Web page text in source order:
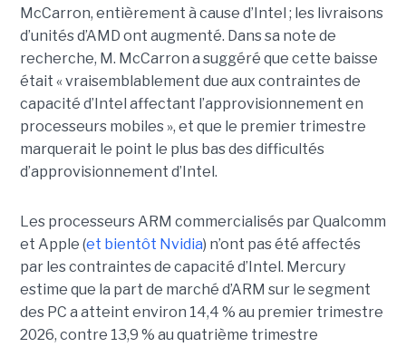
McCarron, entièrement à cause d’Intel ; les livraisons
d’unités d’AMD ont augmenté. Dans sa note de
recherche, M. McCarron a suggéré que cette baisse
était « vraisemblablement due aux contraintes de
capacité d’Intel affectant l’approvisionnement en
processeurs mobiles », et que le premier trimestre
marquerait le point le plus bas des difficultés
d’approvisionnement d’Intel.
Les processeurs ARM commercialisés par Qualcomm
et Apple (et bientôt Nvidia) n’ont pas été affectés
par les contraintes de capacité d’Intel. Mercury
estime que la part de marché d’ARM sur le segment
des PC a atteint environ 14,4 % au premier trimestre
2026, contre 13,9 % au quatrième trimestre